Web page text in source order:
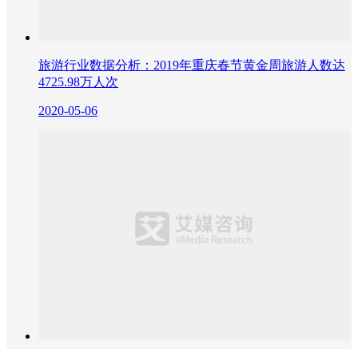
旅游行业数据分析：2019年重庆春节黄金周旅游人数达
4725.98万人次
2020-05-06